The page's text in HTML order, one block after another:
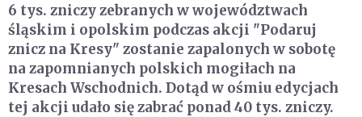
6 tys. zniczy zebranych w województwach
śląskim i opolskim podczas akcji "Podaruj
znicz na Kresy" zostanie zapalonych w sobotę
na zapomnianych polskich mogiłach na
Kresach Wschodnich. Dotąd w ośmiu edycjach
tej akcji udało się zabrać ponad 40 tys. zniczy.